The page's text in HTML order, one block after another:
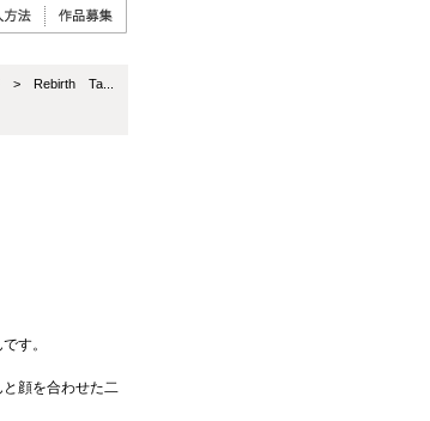
> Rebirth Ta...
す。
顔を合わせた二